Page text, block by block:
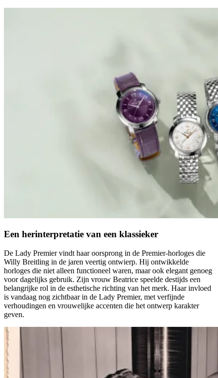
Een herinterpretatie van een klassieker
De Lady Premier vindt haar oorsprong in de Premier-horloges die
Willy Breitling in de jaren veertig ontwierp. Hij ontwikkelde
horloges die niet alleen functioneel waren, maar ook elegant genoeg
voor dagelijks gebruik. Zijn vrouw Beatrice speelde destijds een
belangrijke rol in de esthetische richting van het merk. Haar invloed
is vandaag nog zichtbaar in de Lady Premier, met verfijnde
verhoudingen en vrouwelijke accenten die het ontwerp karakter
geven.